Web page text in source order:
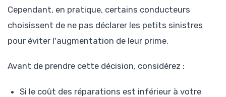
Cependant, en pratique, certains conducteurs
choisissent de ne pas déclarer les petits sinistres
pour éviter l'augmentation de leur prime.
Avant de prendre cette décision, considérez :
Si le coût des réparations est inférieur à votre